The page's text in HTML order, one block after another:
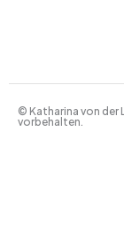
© Katharina von der
vorbehalten.